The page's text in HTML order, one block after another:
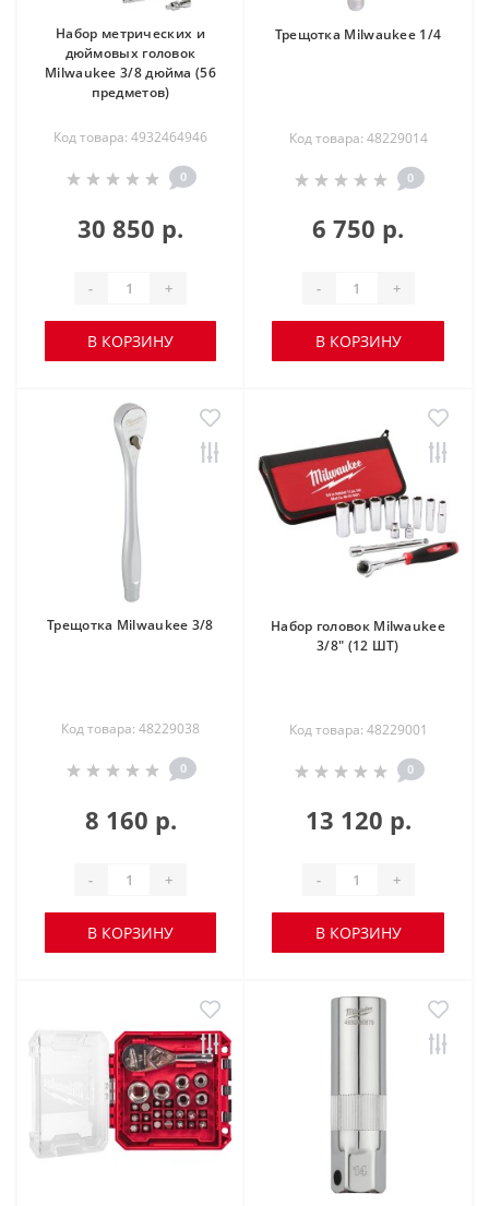
Набор метрических и
дюймовых головок
Milwaukee 3/8 дюйма (56
предметов)
Код товара: 4932464946
0
30 850 р.
- +
В КОРЗИНУ
Трещотка Milwaukee 1/4
Код товара: 48229014
0
6 750 р.
- +
В КОРЗИНУ
Трещотка Milwaukee 3/8
Код товара: 48229038
0
8 160 р.
- +
В КОРЗИНУ
Набор головок Milwaukee
3/8" (12 ШТ)
Код товара: 48229001
0
13 120 р.
- +
В КОРЗИНУ